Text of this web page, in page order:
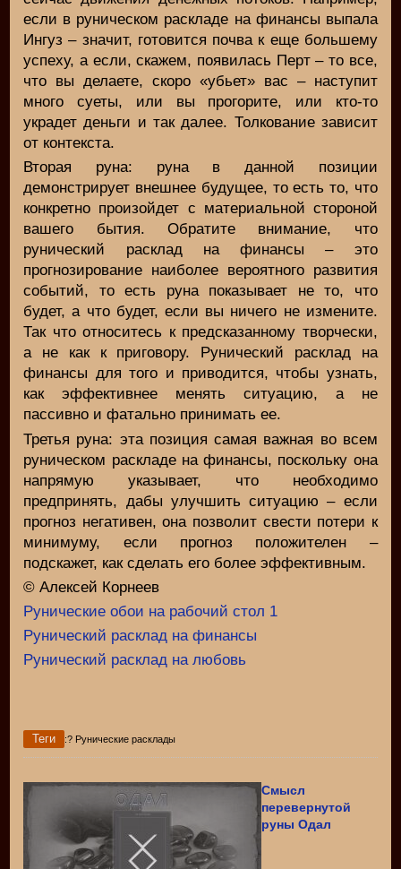
если в руническом раскладе на финансы выпала
Ингуз – значит, готовится почва к еще большему
успеху, а если, скажем, появилась Перт – то все,
что вы делаете, скоро «убьет» вас – наступит
много суеты, или вы прогорите, или кто-то
украдет деньги и так далее. Толкование зависит
от контекста.
Вторая руна: руна в данной позиции
демонстрирует внешнее будущее, то есть то, что
конкретно произойдет с материальной стороной
вашего бытия. Обратите внимание, что
рунический расклад на финансы – это
прогнозирование наиболее вероятного развития
событий, то есть руна показывает не то, что
будет, а что будет, если вы ничего не измените.
Так что относитесь к предсказанному творчески,
а не как к приговору. Рунический расклад на
финансы для того и приводится, чтобы узнать,
как эффективнее менять ситуацию, а не
пассивно и фатально принимать ее.
Третья руна: эта позиция самая важная во всем
руническом раскладе на финансы, поскольку она
напрямую указывает, что необходимо
предпринять, дабы улучшить ситуацию – если
прогноз негативен, она позволит свести потери к
минимуму, если прогноз положителен –
подскажет, как сделать его более эффективным.
© Алексей Корнеев
Рунические обои на рабочий стол 1
Рунический расклад на финансы
Рунический расклад на любовь
Теги :? Рунические расклады
Смысл
перевернутой
руны Одал